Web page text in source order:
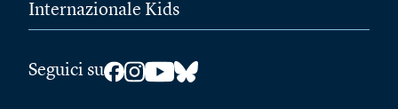
Internazionale Kids
Seguici su